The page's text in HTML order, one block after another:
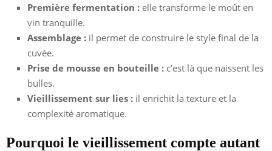
Première fermentation : elle transforme le moût en
vin tranquille.
Assemblage : il permet de construire le style final de la
cuvée.
Prise de mousse en bouteille : c’est là que naissent les
bulles.
Vieillissement sur lies : il enrichit la texture et la
complexité aromatique.
Pourquoi le vieillissement compte autant